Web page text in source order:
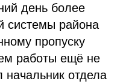
день более
системы района
пропуску
работы ещё не
отдела